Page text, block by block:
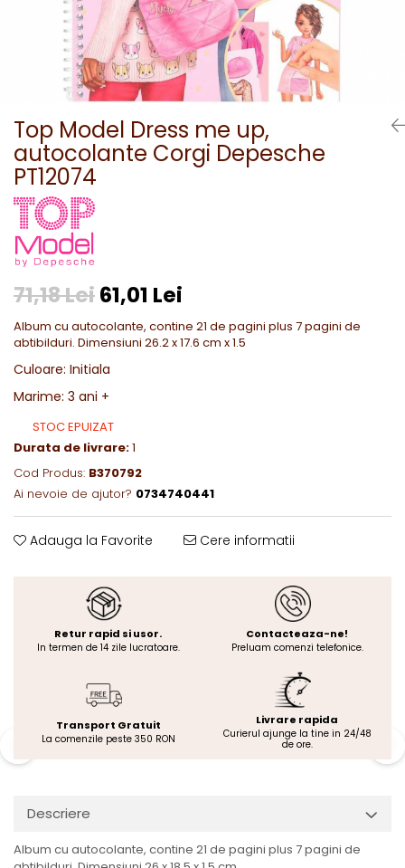
Top Model Dress me up,
autocolante Corgi Depesche
PT12074
71,18 Lei61,01 Lei
Album cu autocolante, contine 21 de pagini plus 7 pagini de
abtibilduri. Dimensiuni 26.2 x 17.6 cm x 1.5
Culoare: Initiala
Marime: 3 ani +
STOC EPUIZAT
Durata de livrare:1
Cod Produs: B370792
Ai nevoie de ajutor? 0734740441
Adauga la Favorite Cere informatii
Retur rapid si usor.
In termen de 14 zile lucratoare.
Contacteaza-ne!
Preluam comenzi telefonice.
Transport Gratuit
La comenzile peste 350 RON
Livrare rapida
Curierul ajunge la tine in 24/48
de ore.
Descriere
Album cu autocolante, contine 21 de pagini plus 7 pagini de